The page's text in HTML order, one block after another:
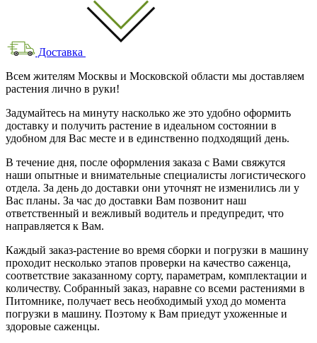
Доставка
Всем жителям Москвы и Московской области мы доставляем
растения лично в руки!
Задумайтесь на минуту насколько же это удобно оформить
доставку и получить растение в идеальном состоянии в
удобном для Вас месте и в единственно подходящий день.
В течение дня, после оформления заказа с Вами свяжутся
наши опытные и внимательные специалисты логистического
отдела. За день до доставки они уточнят не изменились ли у
Вас планы. За час до доставки Вам позвонит наш
ответственный и вежливый водитель и предупредит, что
направляется к Вам.
Каждый заказ-растение во время сборки и погрузки в машину
проходит несколько этапов проверки на качество саженца,
соответствие заказанному сорту, параметрам, комплектации и
количеству. Собранный заказ, наравне со всеми растениями в
Питомнике, получает весь необходимый уход до момента
погрузки в машину. Поэтому к Вам приедут ухоженные и
здоровые саженцы.